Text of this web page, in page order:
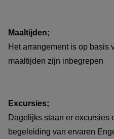
Inkorten of verlengen: Bent u
in deze voorbeeld
verlengen, in te korten, of het
Exacte reissom wordt
Maaltijden;
Het arrangement is op basis
maaltijden zijn inbegrepen
Excursies;
Dagelijks staan er excursies
begeleiding van ervaren